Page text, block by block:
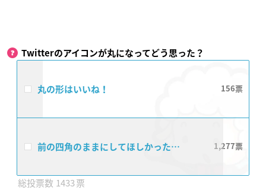
Twitterのアイコンが丸になってどう思った？
丸の形はいいね！ 156
前の四角のままにしてほしかった… 1,277
1433